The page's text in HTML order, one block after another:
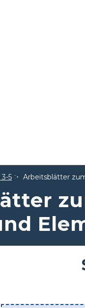
3-5 Arbeitsblätter